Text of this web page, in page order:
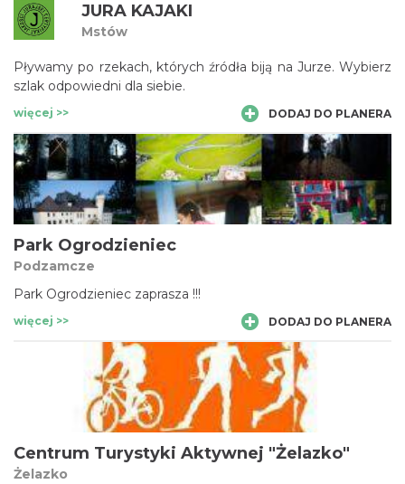
JURA KAJAKI
Mstów
Pływamy po rzekach, których źródła biją na Jurze. Wybierz
szlak odpowiedni dla siebie.
więcej >> DODAJ DO PLANERA
Park Ogrodzieniec
Podzamcze
Park Ogrodzieniec zaprasza !!!
więcej >> DODAJ DO PLANERA
Centrum Turystyki Aktywnej "Żelazko"
Żelazko